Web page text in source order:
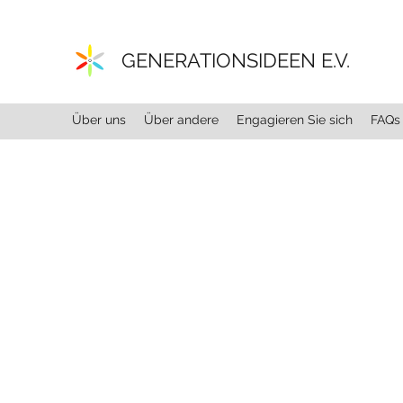
GENERATIONSIDEEN E.V.
Über uns Über andere Engagieren Sie sich FAQs